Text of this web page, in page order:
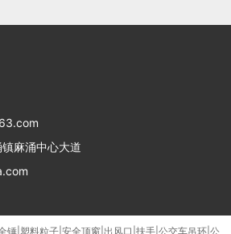
麻涌中心大道
锤|塑料粒子|安全顶窗|出风口|扶手|公交车吊环|公